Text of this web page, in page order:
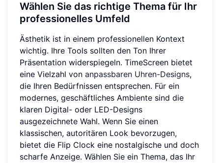
Wählen Sie das richtige Thema für Ihr
professionelles Umfeld
Ästhetik ist in einem professionellen Kontext
wichtig. Ihre Tools sollten den Ton Ihrer
Präsentation widerspiegeln. TimeScreen bietet
eine Vielzahl von anpassbaren Uhren-Designs,
die Ihren Bedürfnissen entsprechen. Für ein
modernes, geschäftliches Ambiente sind die
klaren Digital- oder LED-Designs
ausgezeichnete Wahl. Wenn Sie einen
klassischen, autoritären Look bevorzugen,
bietet die Flip Clock eine nostalgische und doch
scharfe Anzeige. Wählen Sie ein Thema, das Ihr